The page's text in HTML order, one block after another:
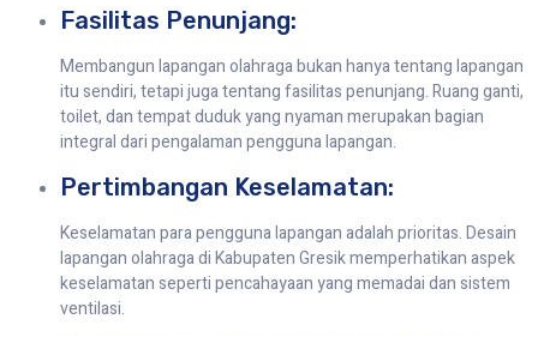
Fasilitas Penunjang:
Membangun lapangan olahraga bukan hanya tentang lapangan
itu sendiri, tetapi juga tentang fasilitas penunjang. Ruang ganti,
toilet, dan tempat duduk yang nyaman merupakan bagian
integral dari pengalaman pengguna lapangan.
Pertimbangan Keselamatan:
Keselamatan para pengguna lapangan adalah prioritas. Desain
lapangan olahraga di Kabupaten Gresik memperhatikan aspek
keselamatan seperti pencahayaan yang memadai dan sistem
ventilasi.